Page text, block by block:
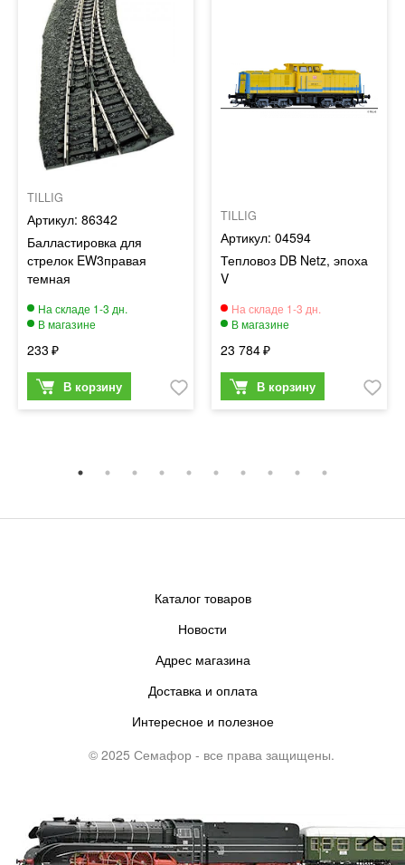
TILLIG
86342
Балластировка для
стрелок EW3правая
темная
233
TILLIG
04594
Тепловоз DB Netz, эпоха
V
23 784
Каталог товаров
Новости
Адрес магазина
Доставка и оплата
Интересное и полезное
© 2025 Семафор - все права защищены.